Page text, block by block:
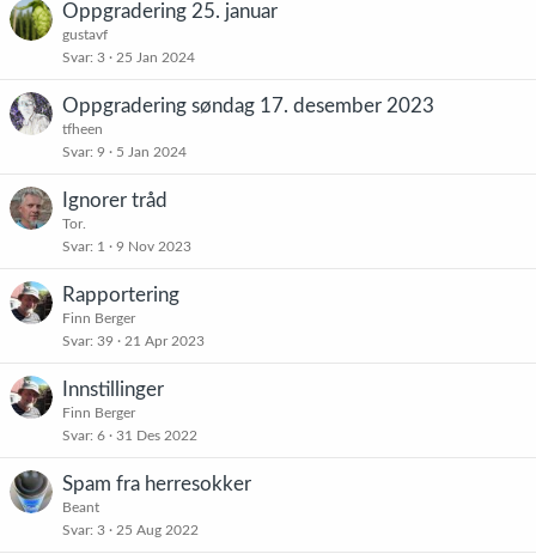
Oppgradering 25. januar
gustavf
Svar 3 25 Jan 2024
Oppgradering søndag 17. desember 2023
tfheen
Svar 9 5 Jan 2024
Ignorer tråd
Tor.
Svar 1 9 Nov 2023
Rapportering
Finn Berger
Svar 39 21 Apr 2023
Innstillinger
Finn Berger
Svar 6 31 Des 2022
Spam fra herresokker
Beant
Svar 3 25 Aug 2022